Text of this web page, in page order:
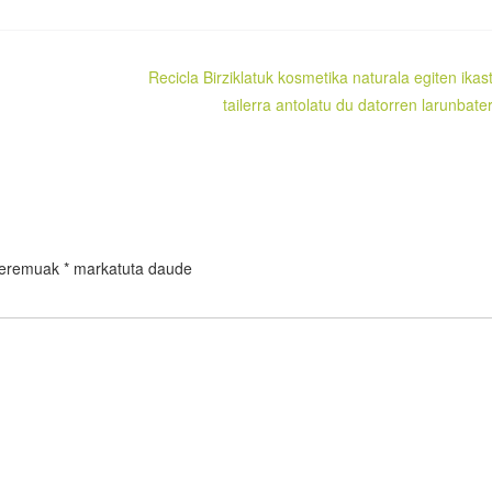
Recicla Birziklatuk kosmetika naturala egiten
tailerra antolatu du datorren
* markatuta daude